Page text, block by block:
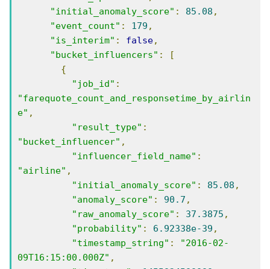
"initial_anomaly_score" : 85.08 ,
"event_count" : 179 ,
"is_interim" : false,
"bucket_influencers" :
[
{
"job_id" :
"farequote_count_and_responsetime_by_airlin
e" ,
"result_type" :
"bucket_influencer" ,
"influencer_field_name" :
"airline" ,
"initial_anomaly_score" : 85.08 ,
"anomaly_score" : 90.7 ,
"raw_anomaly_score" : 37.3875 ,
"probability" : 6.92338e-39 ,
"timestamp_string" :
"2016-02-
09T16:15:00.000Z" ,